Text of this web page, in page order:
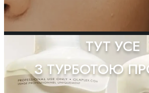
ТУТ УСЕ
З ТУРБОТОЮ